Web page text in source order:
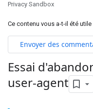
Privacy Sandbox
Ce contenu vous a-t-il été utile
Envoyer des
Essai
user-agent